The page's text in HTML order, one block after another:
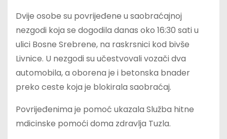
Dvije osobe su povrijeđene u saobraćajnoj
nezgodi koja se dogodila danas oko 16:30 sati u
ulici Bosne Srebrene, na raskrsnici kod bivše
Livnice. U nezgodi su učestvovali vozači dva
automobila, a oborena je i betonska bnader
preko ceste koja je blokirala saobraćaj.
Povrijeđenima je pomoć ukazala Služba hitne
mdicinske pomoći doma zdravlja Tuzla.